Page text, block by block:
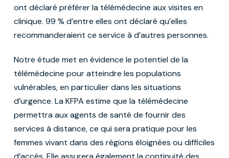
ont déclaré préférer la télémédecine aux visites en
clinique. 99 % d’entre elles ont déclaré qu’elles
recommanderaient ce service à d’autres personnes.
Notre étude met en évidence le potentiel de la
télémédecine pour atteindre les populations
vulnérables, en particulier dans les situations
d’urgence. La KFPA estime que la télémédecine
permettra aux agents de santé de fournir des
services à distance, ce qui sera pratique pour les
femmes vivant dans des régions éloignées ou difficiles